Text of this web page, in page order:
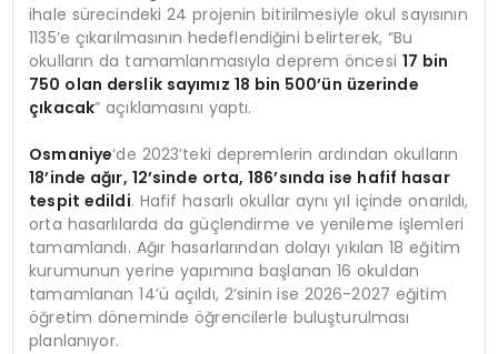
ihale sürecindeki 24 projenin bitirilmesiyle okul sayısının
1135’e çıkarılmasının hedeflendiğini belirterek, “Bu
okulların da tamamlanmasıyla deprem öncesi 17 bin
750 olan derslik sayımız 18 bin 500’ün üzerinde
çıkacak” açıklamasını yaptı.
Osmaniye‘de 2023’teki depremlerin ardından okulların
18’inde ağır, 12’sinde orta, 186’sında ise hafif hasar
tespit edildi. Hafif hasarlı okullar aynı yıl içinde onarıldı,
orta hasarlılarda da güçlendirme ve yenileme işlemleri
tamamlandı. Ağır hasarlarından dolayı yıkılan 18 eğitim
kurumunun yerine yapımına başlanan 16 okuldan
tamamlanan 14’ü açıldı, 2’sinin ise 2026-2027 eğitim
öğretim döneminde öğrencilerle buluşturulması
planlanıyor.